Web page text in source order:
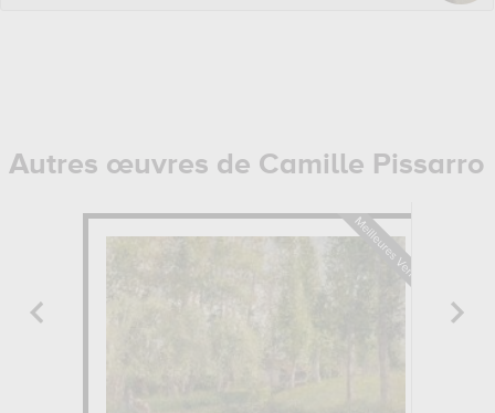
Autres œuvres de Camille Pissarro